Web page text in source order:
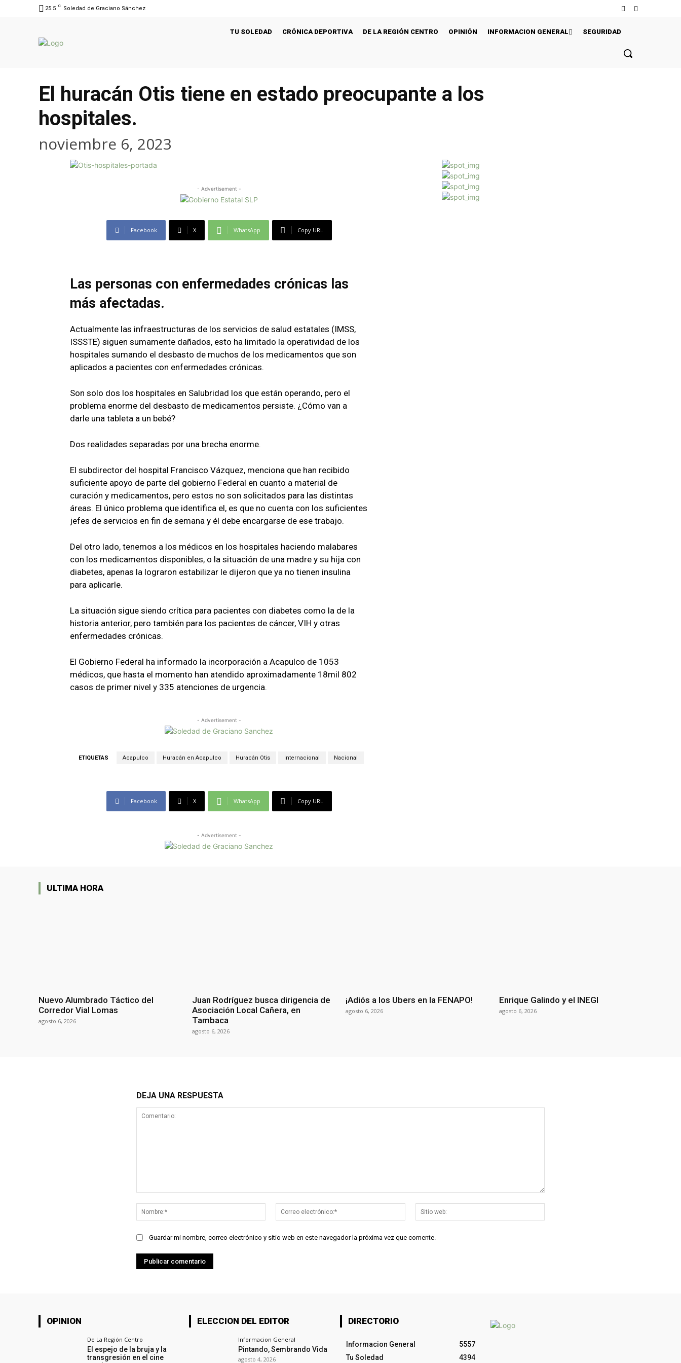
25.5 C Soledad de Graciano Sánchez
TU SOLEDAD CRÓNICA DEPORTIVA DE LA REGIÓN CENTRO OPINIÓN INFORMACION GENERAL SEGURIDAD
El huracán Otis tiene en estado preocupante a los
hospitales.
noviembre 6, 2023
- Advertisement -
Facebook X WhatsApp Copy URL
Las personas con enfermedades crónicas las
más afectadas.
Actualmente las infraestructuras de los servicios de salud estatales (IMSS,
ISSSTE) siguen sumamente dañados, esto ha limitado la operatividad de los
hospitales sumando el desbasto de muchos de los medicamentos que son
aplicados a pacientes con enfermedades crónicas.
Son solo dos los hospitales en Salubridad los que están operando, pero el
problema enorme del desbasto de medicamentos persiste. ¿Cómo van a
darle una tableta a un bebé?
Dos realidades separadas por una brecha enorme.
El subdirector del hospital Francisco Vázquez, menciona que han recibido
suficiente apoyo de parte del gobierno Federal en cuanto a material de
curación y medicamentos, pero estos no son solicitados para las distintas
áreas. El único problema que identifica el, es que no cuenta con los suficientes
jefes de servicios en fin de semana y él debe encargarse de ese trabajo.
Del otro lado, tenemos a los médicos en los hospitales haciendo malabares
con los medicamentos disponibles, o la situación de una madre y su hija con
diabetes, apenas la lograron estabilizar le dijeron que ya no tienen insulina
para aplicarle.
La situación sigue siendo crítica para pacientes con diabetes como la de la
historia anterior, pero también para los pacientes de cáncer, VIH y otras
enfermedades crónicas.
El Gobierno Federal ha informado la incorporación a Acapulco de 1053
médicos, que hasta el momento han atendido aproximadamente 18mil 802
casos de primer nivel y 335 atenciones de urgencia.
- Advertisement -
ETIQUETAS Acapulco Huracán en Acapulco Huracán Otis Internacional Nacional
Facebook X WhatsApp Copy URL
- Advertisement -
ULTIMA HORA
Nuevo Alumbrado Táctico del
Corredor Vial Lomas
agosto 6, 2026
Juan Rodríguez busca dirigencia de
Asociación Local Cañera, en
Tambaca
agosto 6, 2026
¡Adiós a los Ubers en la FENAPO!
agosto 6, 2026
Enrique Galindo y el INEGI
agosto 6, 2026
DEJA UNA RESPUESTA
Nombre:*
Correo
electrónico:*
web:
Guardar mi nombre, correo electrónico y sitio web en este navegador la próxima vez que comente.
OPINION
De La Región Centro
El espejo de la bruja y la
transgresión en el cine
ELECCION DEL EDITOR
Informacion General
Pintando, Sembrando Vida
agosto 4, 2026
DIRECTORIO
Informacion General
5557
Tu Soledad
4394